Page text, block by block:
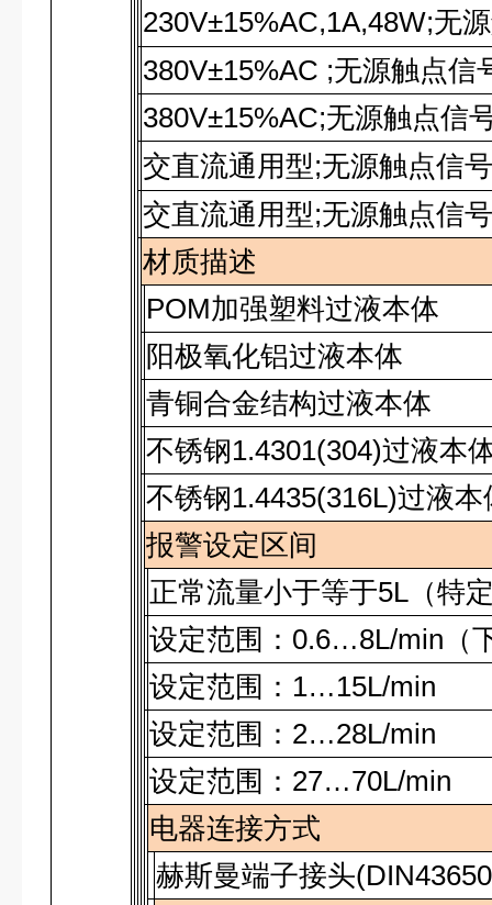
230V±15%AC,1A,48W;无
380V±15%AC ;无源触点信
380V±15%AC;无源触点信
交直流通用型;无源触点信
交直流通用型;无源触点信
材质描述
POM加强塑料过液本体
阳极氧化铝过液本体
青铜合金结构过液本体
不锈钢1.4301(304)过液本
不锈钢1.4435(316L)过液本
报警设定区间
正常流量小于等于5L （特
设定范围： 0.6…8L/min （
设定范围： 1…15L/min
设定范围： 2…28L/min
设定范围： 27…70L/min
电器连接方式
赫斯曼端子接头